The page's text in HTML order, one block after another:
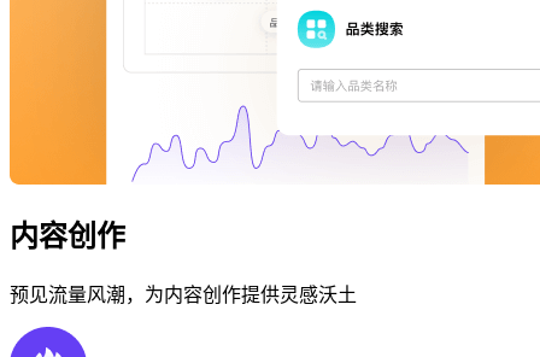
内容创作
预见流量风潮，为内容创作提供灵感沃土